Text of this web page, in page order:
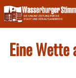
Skip
to
content
Eine